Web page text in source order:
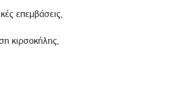
επεμβάσεις,
κιρσοκήλης,